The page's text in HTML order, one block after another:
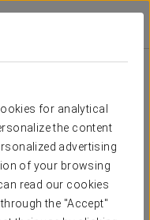
for analytical
the content
advertising
of your browsing
read our cookies
the "Accept"